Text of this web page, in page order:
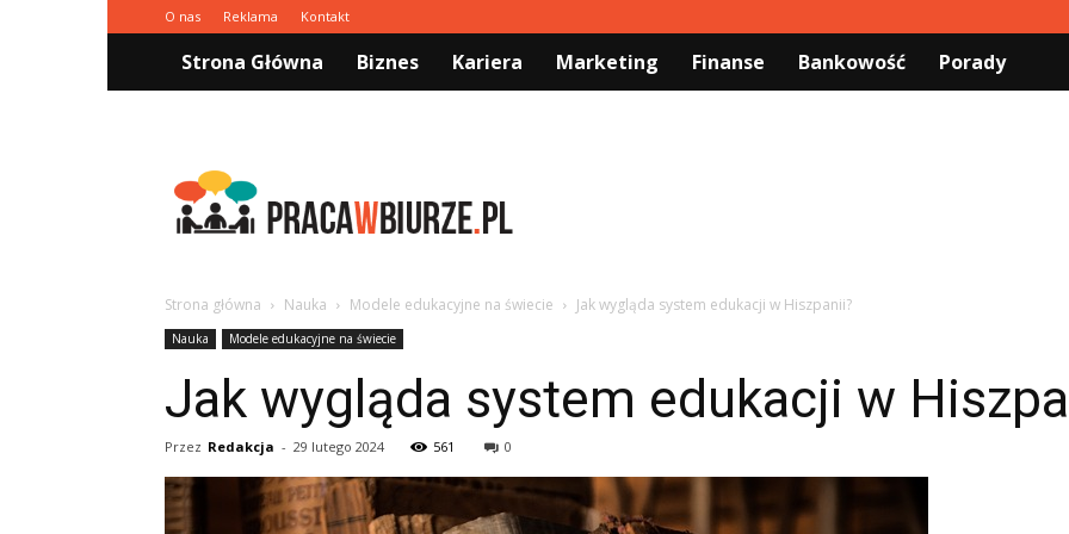
O nas Reklama Kontakt
Strona Główna Biznes Kariera Marketing Finanse Bankowość Porady
Strona główna Nauka Modele edukacyjne na świecie Jak wygląda system edukacji w Hiszpanii?
Nauka Modele edukacyjne na świecie
Jak wygląda system edukacji w
Przez Redakcja - 29 lutego 2024 561 0